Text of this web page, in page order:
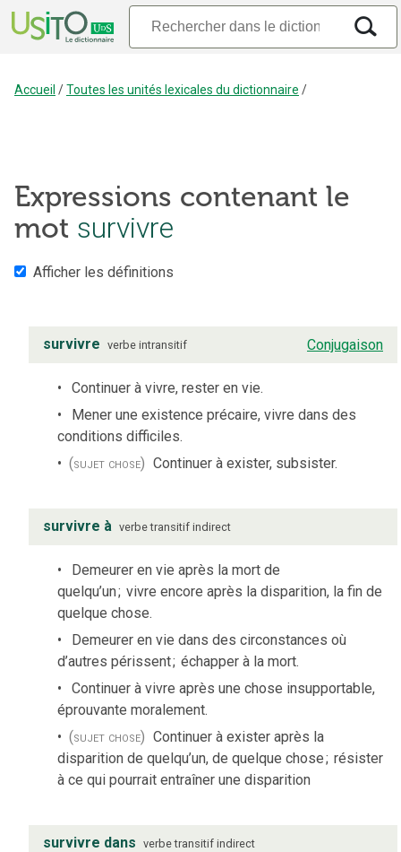
Accueil /Toutes les unités lexicales du dictionnaire /
Expressions contenant le
mot survivre
Afficher les définitions
survivre verbe intransitif Conjugaison
Continuer à vivre, rester en vie.
Mener une existence précaire, vivre dans des
conditions difficiles.
(sujet chose) Continuer à exister, subsister.
survivre à verbe transitif indirect
Demeurer en vie après la mort de
quelqu’un; vivre encore après la disparition, la fin de
quelque chose.
Demeurer en vie dans des circonstances où
d’autres périssent; échapper à la mort.
Continuer à vivre après une chose insupportable,
éprouvante moralement.
(sujet chose) Continuer à exister après la
disparition de quelqu’un, de quelque chose; résister
à ce qui pourrait entraîner une disparition
survivre dans verbe transitif indirect